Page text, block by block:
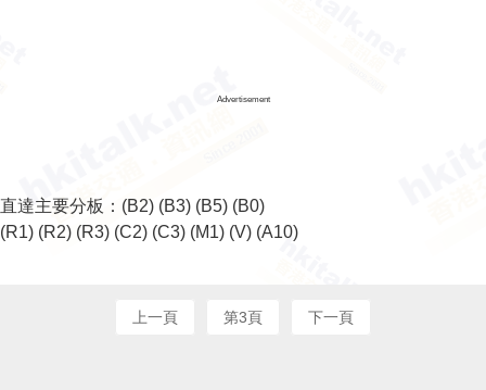
Advertisement
直達主要分板： (B2) (B3) (B5) (B0)
(R1) (R2) (R3) (C2) (C3) (M1) (V) (A10)
上一頁 第3頁 下一頁